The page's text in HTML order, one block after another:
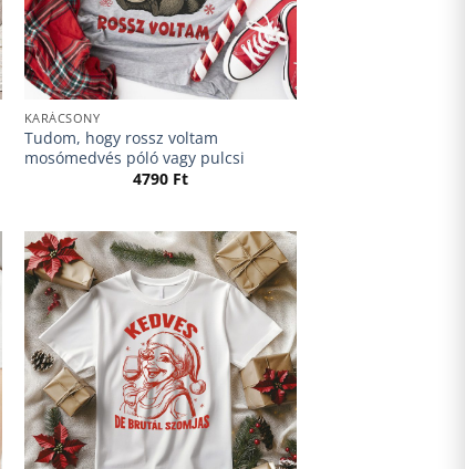
KARÁCSONY
Tudom, hogy rossz voltam
mosómedvés póló vagy pulcsi
4790 Ft